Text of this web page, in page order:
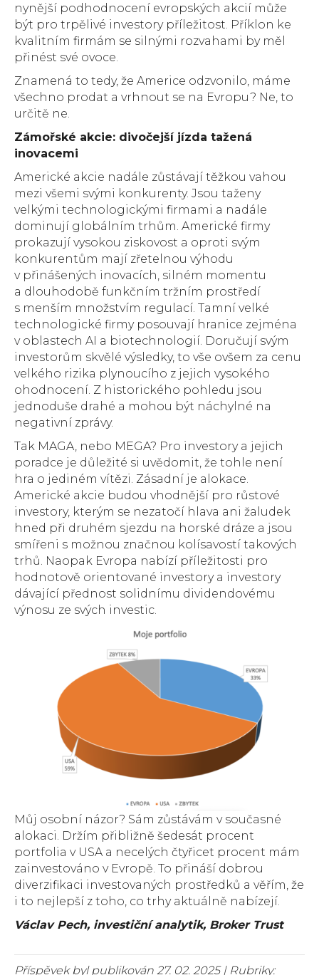
nynější podhodnocení evropských akcií může
být pro trpělivé investory příležitost. Příklon ke
kvalitním firmám se silnými rozvahami by měl
přinést své ovoce.
Znamená to tedy, že Americe odzvonilo, máme
všechno prodat a vrhnout se na Evropu? Ne, to
určitě ne.
Zámořské akcie: divočejší jízda tažená
inovacemi
Americké akcie nadále zůstávají těžkou vahou
mezi všemi svými konkurenty. Jsou taženy
velkými technologickými firmami a nadále
dominují globálním trhům. Americké firmy
prokazují vysokou ziskovost a oproti svým
konkurentům mají zřetelnou výhodu
v přinášených inovacích, silném momentu
a dlouhodobě funkčním tržním prostředí
s menším množstvím regulací. Tamní velké
technologické firmy posouvají hranice zejména
v oblastech AI a biotechnologií. Doručují svým
investorům skvělé výsledky, to vše ovšem za cenu
velkého rizika plynoucího z jejich vysokého
ohodnocení. Z historického pohledu jsou
jednoduše drahé a mohou být náchylné na
negativní zprávy.
Tak MAGA, nebo MEGA? Pro investory a jejich
poradce je důležité si uvědomit, že tohle není
hra o jediném vítězi. Zásadní je alokace.
Americké akcie budou vhodnější pro růstové
investory, kterým se nezatočí hlava ani žaludek
hned při druhém sjezdu na horské dráze a jsou
smířeni s možnou značnou kolísavostí takových
trhů. Naopak Evropa nabízí příležitosti pro
hodnotově orientované investory a investory
dávající přednost solidnímu dividendovému
výnosu ze svých investic.
Můj osobní názor? Sám zůstávám v současné
alokaci. Držím přibližně šedesát procent
portfolia v USA a necelých čtyřicet procent mám
zainvestováno v Evropě. To přináší dobrou
diverzifikaci investovaných prostředků a věřím, že
i to nejlepší z toho, co trhy aktuálně nabízejí.
Václav Pech, investiční analytik, Broker Trust
Příspěvek byl publikován 27. 02. 2025 | Rubriky: